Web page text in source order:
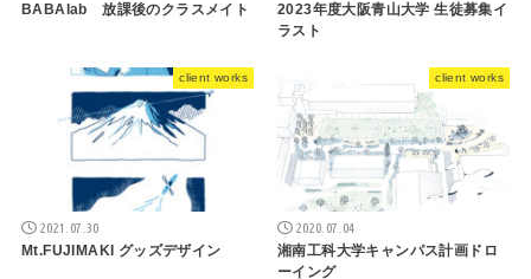
BABAlab 放課後のクラスメイト
2023年度大阪青山大学 生徒募集イ
ラスト
client works
2021.07.30
Mt.FUJIMAKI グッズデザイン
client works
2020.07.04
湘南工科大学キャンパス計画ドロ
ーイング